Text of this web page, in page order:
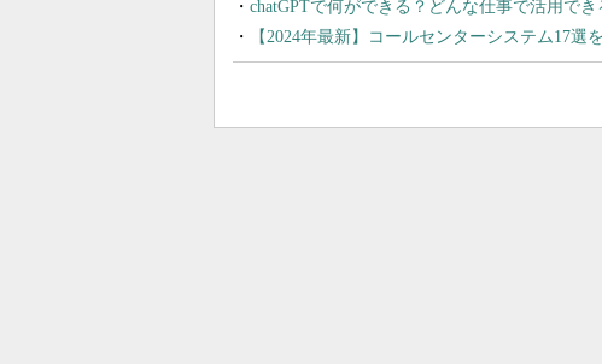
chatGPTで何ができる？どんな仕事で活用でき
【2024年最新】コールセンターシステム17